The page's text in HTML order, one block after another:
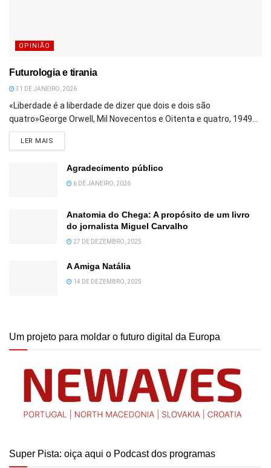
OPINIÃO
Futurologia e tirania
31 DE JANEIRO, 2026
«Liberdade é a liberdade de dizer que dois e dois são
quatro»George Orwell, Mil Novecentos e Oitenta e quatro, 1949...
LER MAIS
Agradecimento público
6 DE JANEIRO, 2026
Anatomia do Chega: A propósito de um livro
do jornalista Miguel Carvalho
27 DE DEZEMBRO, 2025
A Amiga Natália
14 DE DEZEMBRO, 2025
Um projeto para moldar o futuro digital da Europa
Super Pista: oiça aqui o Podcast dos programas